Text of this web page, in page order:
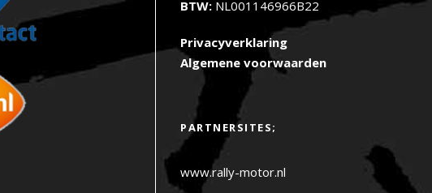
BTW: NL001146966B22
Privacyverklaring
Algemene voorwaarden
PARTNERSITES;
www.rally-motor.nl